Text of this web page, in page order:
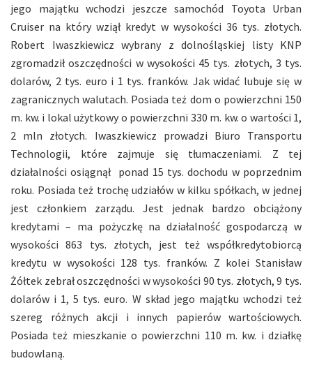
jego majątku wchodzi jeszcze samochód Toyota Urban
Cruiser na który wziął kredyt w wysokości 36 tys. złotych.
Robert Iwaszkiewicz wybrany z dolnośląskiej listy KNP
zgromadził oszczędności w wysokości 45 tys. złotych, 3 tys.
dolarów, 2 tys. euro i 1 tys. franków. Jak widać lubuje się w
zagranicznych walutach. Posiada też dom o powierzchni 150
m. kw. i lokal użytkowy o powierzchni 330 m. kw. o wartości 1,
2 mln złotych. Iwaszkiewicz prowadzi Biuro Transportu
Technologii, które zajmuje się tłumaczeniami. Z tej
działalności osiągnął ponad 15 tys. dochodu w poprzednim
roku. Posiada też trochę udziałów w kilku spółkach, w jednej
jest członkiem zarządu. Jest jednak bardzo obciążony
kredytami – ma pożyczkę na działalność gospodarczą w
wysokości 863 tys. złotych, jest też współkredytobiorcą
kredytu w wysokości 128 tys. franków. Z kolei Stanisław
Żółtek zebrał oszczędności w wysokości 90 tys. złotych, 9 tys.
dolarów i 1, 5 tys. euro. W skład jego majątku wchodzi też
szereg różnych akcji i innych papierów wartościowych.
Posiada też mieszkanie o powierzchni 110 m. kw. i działkę
budowlaną.